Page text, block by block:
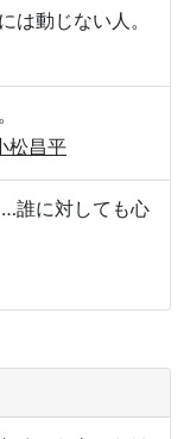
は動じない人。
松昌平
…誰に対しても心